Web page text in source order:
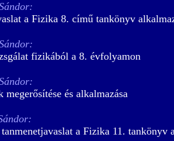
a Fizika 8. című tankönyv
fizikából a 8. évfolyamon
megerősítése és alkalmazása
a Fizika 11. tankönyv